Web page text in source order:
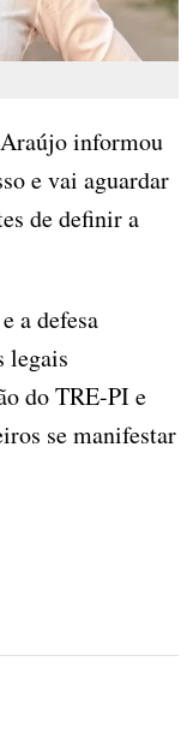
informou
e vai aguardar
de definir a
a defesa
legais
do TRE-PI e
se manifestar